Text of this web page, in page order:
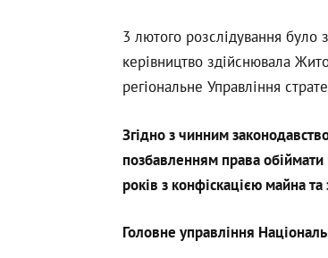
3 лютого розслідування було
керівництво здійснювала
регіональне Управління
Згідно з чинним
позбавленням права
років з конфіскацією майна
Головне управління